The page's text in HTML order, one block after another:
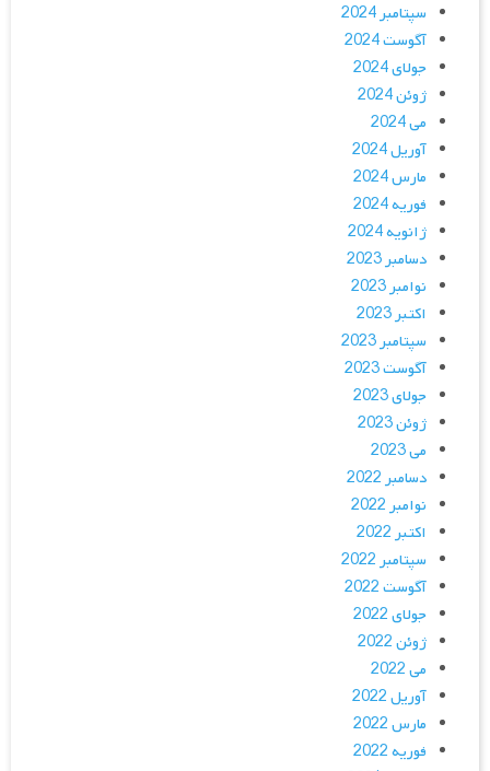
سپتامبر 2024
آگوست 2024
جولای 2024
ژوئن 2024
می 2024
آوریل 2024
مارس 2024
فوریه 2024
ژانویه 2024
دسامبر 2023
نوامبر 2023
اکتبر 2023
سپتامبر 2023
آگوست 2023
جولای 2023
ژوئن 2023
می 2023
دسامبر 2022
نوامبر 2022
اکتبر 2022
سپتامبر 2022
آگوست 2022
جولای 2022
ژوئن 2022
می 2022
آوریل 2022
مارس 2022
فوریه 2022